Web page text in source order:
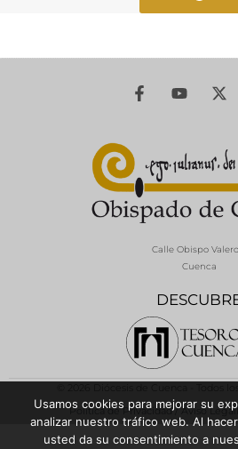
Calle Obispo
Cuenca
Política de Privacidad / Aviso Legal
Usamos cookies para mejorar su
analizar nuestro tráfico web. Al
usted da su consentimiento a